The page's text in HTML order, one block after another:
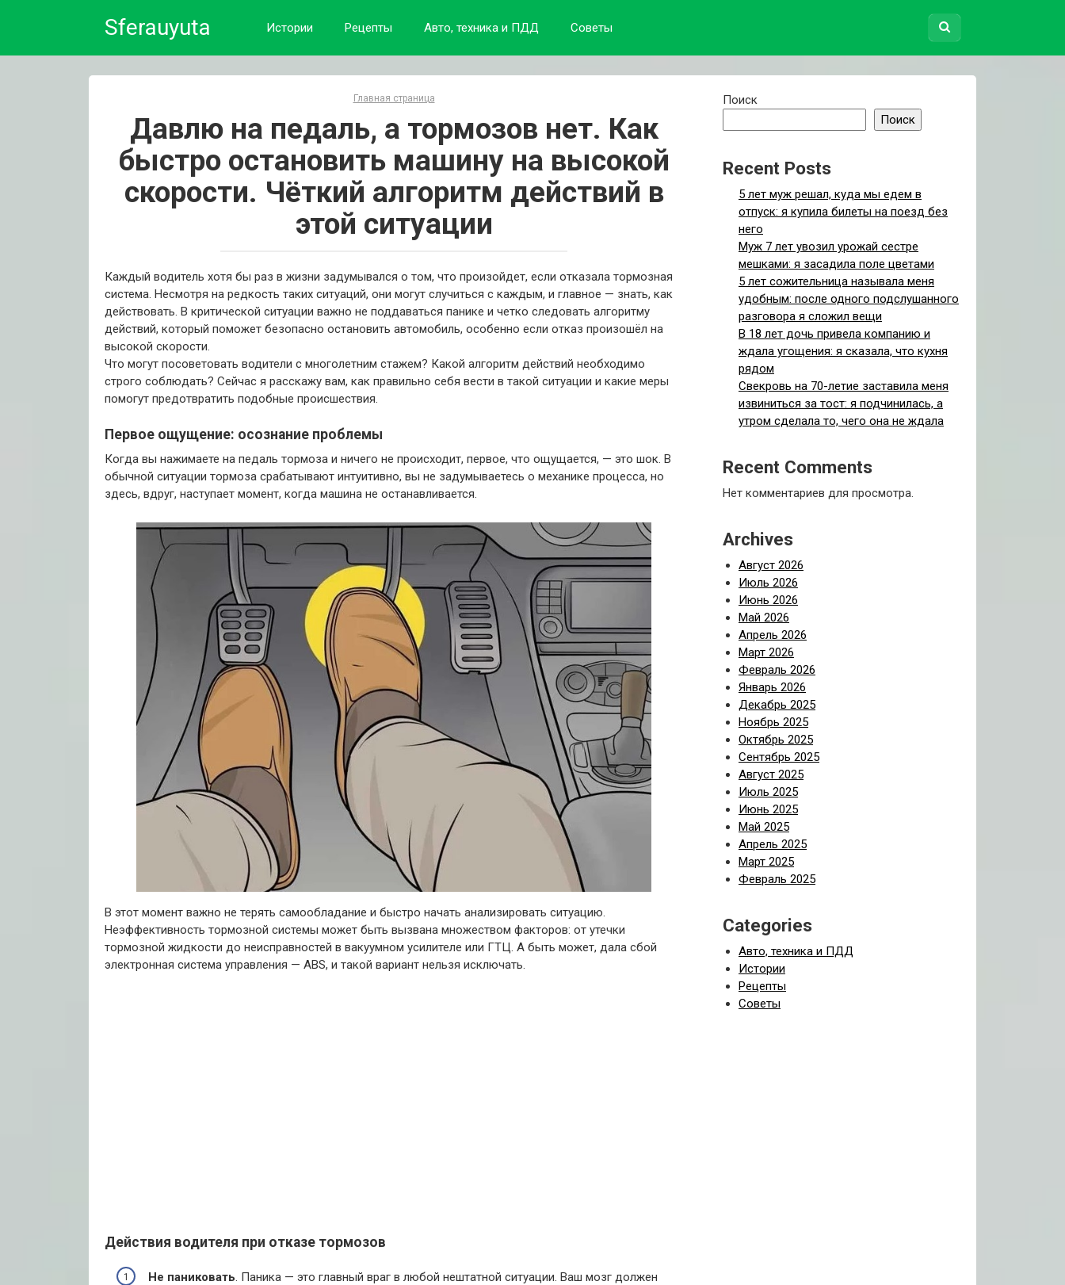
Sferauyuta Истории Рецепты Авто, техника и ПДД Советы
Главная страница
Давлю на педаль, а тормозов нет. Как
быстро остановить машину на высокой
скорости. Чёткий алгоритм действий в
этой ситуации
Каждый водитель хотя бы раз в жизни задумывался о том, что произойдет, если отказала тормозная
система. Несмотря на редкость таких ситуаций, они могут случиться с каждым, и главное — знать, как
действовать. В критической ситуации важно не поддаваться панике и четко следовать алгоритму
действий, который поможет безопасно остановить автомобиль, особенно если отказ произошёл на
высокой скорости.
Что могут посоветовать водители с многолетним стажем? Какой алгоритм действий необходимо
строго соблюдать? Сейчас я расскажу вам, как правильно себя вести в такой ситуации и какие меры
помогут предотвратить подобные происшествия.
Первое ощущение: осознание проблемы
Когда вы нажимаете на педаль тормоза и ничего не происходит, первое, что ощущается, — это шок. В
обычной ситуации тормоза срабатывают интуитивно, вы не задумываетесь о механике процесса, но
здесь, вдруг, наступает момент, когда машина не останавливается.
В этот момент важно не терять самообладание и быстро начать анализировать ситуацию.
Неэффективность тормозной системы может быть вызвана множеством факторов: от утечки
тормозной жидкости до неисправностей в вакуумном усилителе или ГТЦ. А быть может, дала сбой
электронная система управления — ABS, и такой вариант нельзя исключать.
Действия водителя при отказе тормозов
Не паниковать. Паника — это главный враг в любой нештатной ситуации. Ваш мозг должен
Поиск
Поиск
Recent Posts
5 лет муж решал, куда мы едем в
отпуск: я купила билеты на поезд без
него
Муж 7 лет увозил урожай сестре
мешками: я засадила поле цветами
5 лет сожительница называла меня
удобным: после одного подслушанного
разговора я сложил вещи
В 18 лет дочь привела компанию и
ждала угощения: я сказала, что кухня
рядом
Свекровь на 70-летие заставила меня
извиниться за тост: я подчинилась, а
утром сделала то, чего она не ждала
Recent Comments
Нет комментариев для просмотра.
Archives
Август 2026
Июль 2026
Июнь 2026
Май 2026
Апрель 2026
Март 2026
Февраль 2026
Январь 2026
Декабрь 2025
Ноябрь 2025
Октябрь 2025
Сентябрь 2025
Август 2025
Июль 2025
Июнь 2025
Май 2025
Апрель 2025
Март 2025
Февраль 2025
Categories
Авто, техника и ПДД
Истории
Рецепты
Советы